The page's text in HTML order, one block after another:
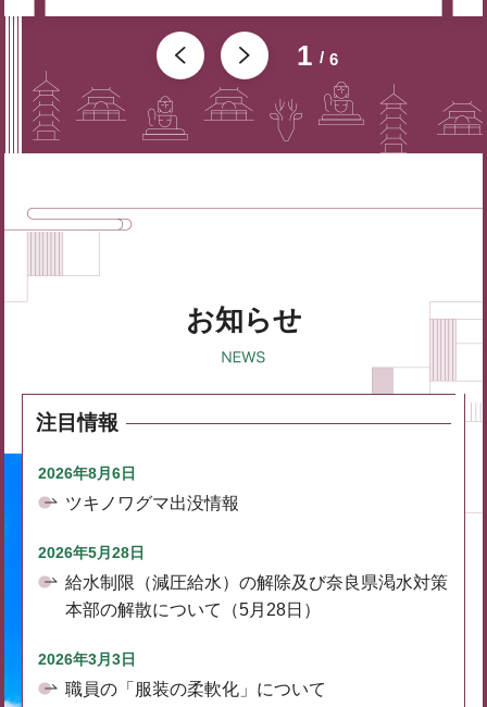
1 6
お知らせ
注目情報
2026年8月6日
ツキノワグマ出没情報
2026年5月28日
給水制限（減圧給水）の解除及び奈良県渇水対策
本部の解散について（5月28日）
2026年3月3日
職員の「服装の柔軟化」について